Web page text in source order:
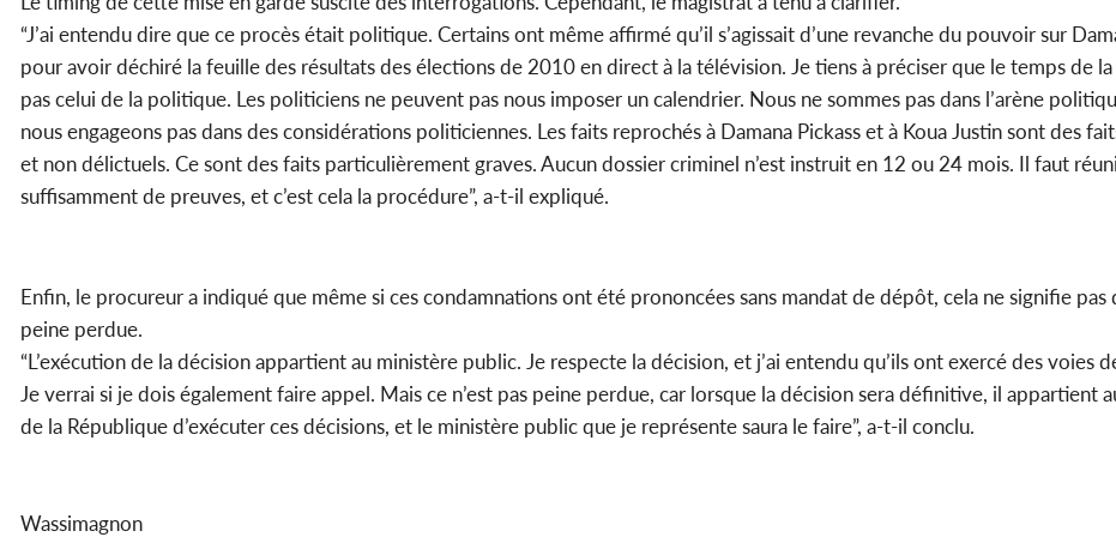
“J’ai entendu dire que ce procès était politique. Certains ont même affirmé qu’il s’agissait d’une revanche du pouvoir sur
pour avoir déchiré la feuille des résultats des élections de 2010 en direct à la télévision. Je tiens à préciser que le temps de la
pas celui de la politique. Les politiciens ne peuvent pas nous imposer un calendrier. Nous ne sommes pas dans l’arène
nous engageons pas dans des considérations politiciennes. Les faits reprochés à Damana Pickass et à Koua Justin sont des
et non délictuels. Ce sont des faits particulièrement graves. Aucun dossier criminel n’est instruit en 12 ou 24 mois. Il faut
suffisamment de preuves, et c’est cela la procédure”, a-t-il expliqué.
Enfin, le procureur a indiqué que même si ces condamnations ont été prononcées sans mandat de dépôt, cela ne signifie pas
peine perdue.
“L’exécution de la décision appartient au ministère public. Je respecte la décision, et j’ai entendu qu’ils ont exercé des voies
Je verrai si je dois également faire appel. Mais ce n’est pas peine perdue, car lorsque la décision sera définitive, il appartient
de la République d’exécuter ces décisions, et le ministère public que je représente saura le faire”, a-t-il conclu.
Wassimagnon